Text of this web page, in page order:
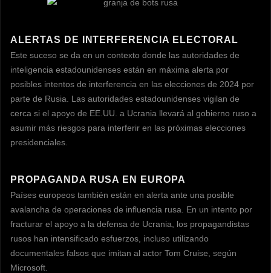
ALERTAS DE INTERFERENCIA ELECTORAL
Este suceso se da en un contexto donde las autoridades de
inteligencia estadounidenses están en máxima alerta por
posibles intentos de interferencia en las elecciones de 2024 por
parte de Rusia. Las autoridades estadounidenses vigilan de
cerca si el apoyo de EE.UU. a Ucrania llevará al gobierno ruso a
asumir más riesgos para interferir en las próximas elecciones
presidenciales.
PROPAGANDA RUSA EN EUROPA
Países europeos también están en alerta ante una posible
avalancha de operaciones de influencia rusa. En un intento por
fracturar el apoyo a la defensa de Ucrania, los propagandistas
rusos han intensificado esfuerzos, incluso utilizando
documentales falsos que imitan al actor Tom Cruise, según
Microsoft.